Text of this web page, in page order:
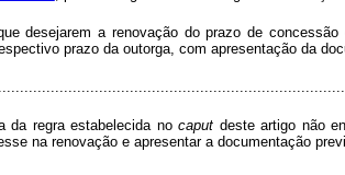
desejarem a renovação do prazo de
prazo da outorga, com apresentação da
da regra estabelecida nocaput deste artigo não
na renovação e apresentar a documentação